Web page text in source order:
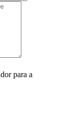
para a